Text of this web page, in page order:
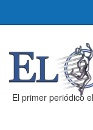
El primer periódico